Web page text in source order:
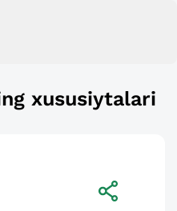
xususiytalari